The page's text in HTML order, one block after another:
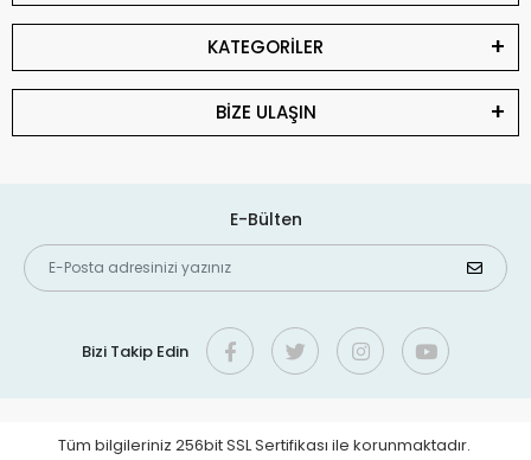
KATEGORİLER
BİZE ULAŞIN
E-Bülten
Bizi Takip Edin
Tüm bilgileriniz 256bit SSL Sertifikası ile korunmaktadır.